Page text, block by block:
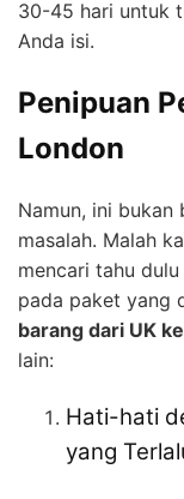
30-45 hari untuk
Anda isi.
Penipuan
London
Namun, ini
masalah. Malah
mencari tahu
pada paket yang
barang dari UK
lain:
Hati-hati
yang